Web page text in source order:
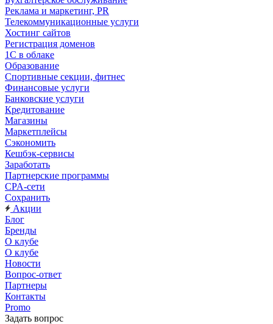
Реклама и маркетинг, PR
Телекоммуникационные услуги
Хостинг сайтов
Регистрация доменов
1С в облаке
Образование
Спортивные секции, фитнес
Финансовые услуги
Банковские услуги
Кредитование
Магазины
Маркетплейсы
Сэкономить
Кешбэк-сервисы
Заработать
Партнерские программы
CPA-сети
Сохранить
Акции
Блог
Бренды
О клубе
О клубе
Новости
Вопрос-ответ
Партнеры
Контакты
Promo
Задать вопрос